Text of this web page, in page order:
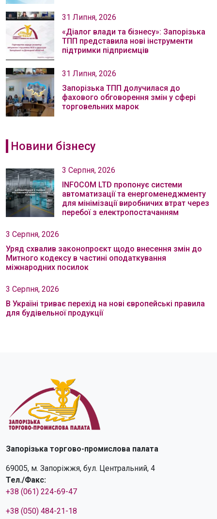
31 Липня, 2026
«Діалог влади та бізнесу»: Запорізька
ТПП представила нові інструменти
підтримки підприємців
31 Липня, 2026
Запорізька ТПП долучилася до
фахового обговорення змін у сфері
торговельних марок
Новини бізнесу
3 Серпня, 2026
INFOCOM LTD пропонує системи
автоматизації та енергоменеджменту
для мінімізації виробничих втрат через
перебої з електропостачанням
3 Серпня, 2026
Уряд схвалив законопроєкт щодо внесення змін до
Митного кодексу в частині оподаткування
міжнародних посилок
3 Серпня, 2026
В Україні триває перехід на нові європейські правила
для будівельної продукції
Запорізька торгово-промислова палата
69005, м. Запоріжжя, бул. Центральний, 4
Тел./Факс:
+38 (061) 224-69-47
+38 (050) 484-21-18